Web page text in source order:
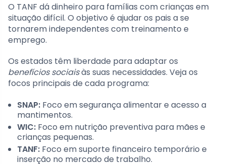
O TANF dá dinheiro para famílias com crianças em
situação difícil. O objetivo é ajudar os pais a se
tornarem independentes com treinamento e
emprego.
Os estados têm liberdade para adaptar os
benefícios sociaisàs suas necessidades. Veja os
focos principais de cada programa:
SNAP: Foco em segurança alimentar e acesso a
mantimentos.
WIC: Foco em nutrição preventiva para mães e
crianças pequenas.
TANF: Foco em suporte financeiro temporário e
inserção no mercado de trabalho.